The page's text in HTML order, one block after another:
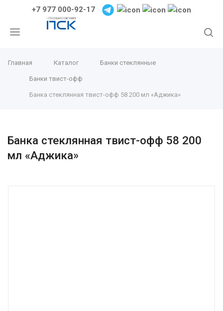
+7 977 000-92-17
Главная Каталог Банки стеклянные
Банки твист-офф
Банка стеклянная твист-офф 58 200 мл «Аджика»
Банка стеклянная твист-офф 58 200
мл «Аджика»